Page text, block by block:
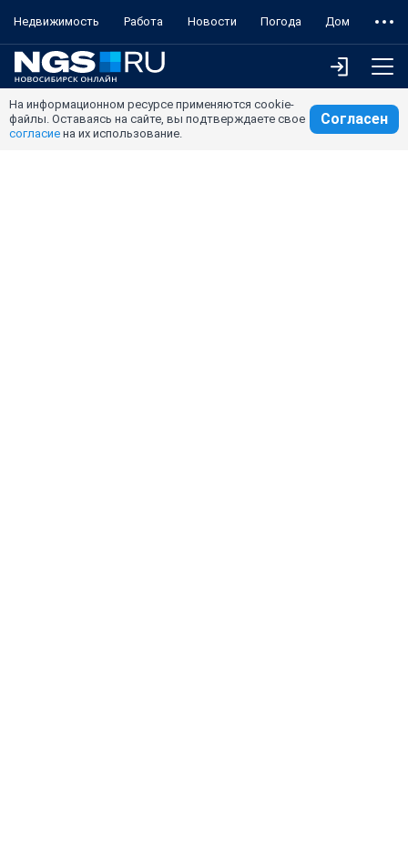
Недвижимость Работа Новости Погода Дом
На информационном ресурсе применяются cookie-
файлы. Оставаясь на сайте, вы подтверждаете свое
согласие на их использование.
Согласен